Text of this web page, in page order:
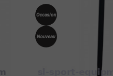
Occasion
Nouveau